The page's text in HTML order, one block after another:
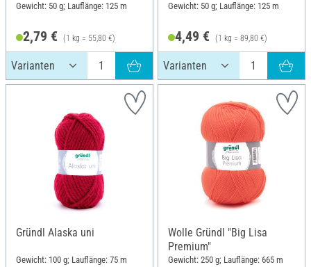
Gewicht: 50 g; Lauflänge: 125 m
2,79 € (1 kg = 55,80 €)
Gewicht: 50 g; Lauflänge: 125 m
4,49 € (1 kg = 89,80 €)
Gründl Alaska uni
Gewicht: 100 g; Lauflänge: 75 m
Wolle Gründl "Big Lisa
Premium"
Gewicht: 250 g; Lauflänge: 665 m